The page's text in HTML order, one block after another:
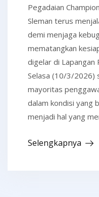
Pegadaian
Sleman terus
demi menjaga
mematangkan
digelar di Lapangan
Selasa (10/3/2026)
mayoritas
dalam kondisi yang
menjadi hal yang
Selengkapnya